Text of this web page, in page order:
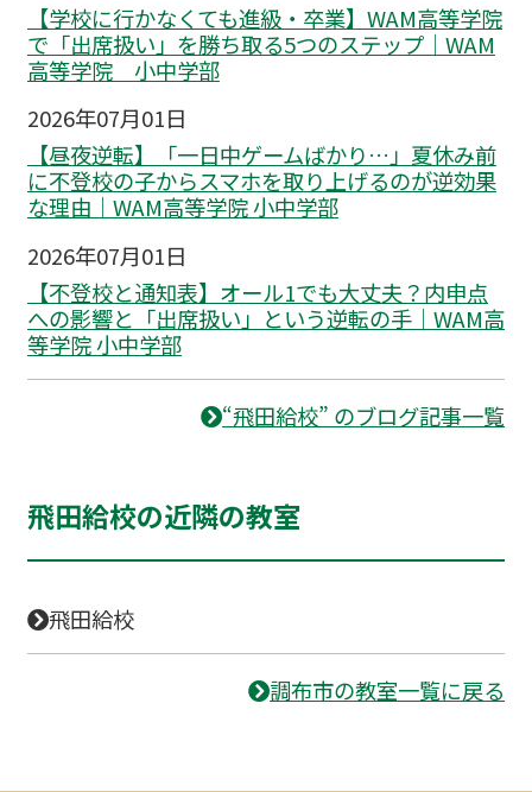
【学校に行かなくても進級・卒業】WAM高等学院
で「出席扱い」を勝ち取る5つのステップ｜WAM
高等学院 小中学部
2026年07月01日
【昼夜逆転】「一日中ゲームばかり…」夏休み前
に不登校の子からスマホを取り上げるのが逆効果
な理由｜WAM高等学院 小中学部
2026年07月01日
【不登校と通知表】オール1でも大丈夫？内申点
への影響と「出席扱い」という逆転の手｜WAM高
等学院 小中学部
“飛田給校” のブログ記事一覧
飛田給校の近隣の教室
飛田給校
調布市の教室一覧に戻る